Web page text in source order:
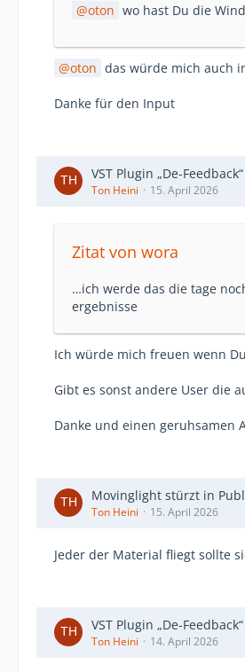
oton wo hast Du die
oton das würde mich auch
Danke für den Input
VST Plugin „De-
Ton Heini 15. April 2026
Zitat von wora
…ich werde das die tage
ergebnisse
Ich würde mich freuen wenn
Gibt es sonst andere User die
Danke und einen geruhsamen
Movinglight stürzt in
Ton Heini 15. April 2026
Jeder der Material fliegt sollte
VST Plugin „De-
Ton Heini 14. April 2026